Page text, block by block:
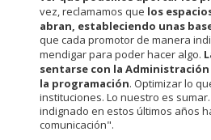
vez, reclamamos que los
abran, estableciendo unas
que cada promotor de manera
mendigar para poder hacer algo.
sentarse con la
la programación. Optimizar lo
instituciones. Lo nuestro es
indignado en estos últimos años
comunicación".